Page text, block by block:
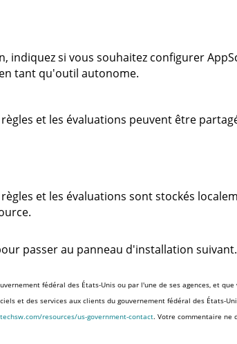
indiquez si vous souhaitez configurer
tant qu'outil autonome.
et les évaluations peuvent être
et les évaluations sont stockés
.
passer au panneau d'installation suivant.
fédéral des États-Unis ou par l'une de ses agences, et que
et des services aux clients du gouvernement fédéral des États-
resources/us-government-contact. Votre commentaire ne